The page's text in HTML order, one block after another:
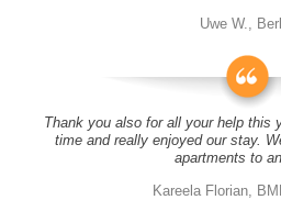
Uwe W.,
Thank you also for all your help this
time and really enjoyed our stay.
apartments to
Kareela Florian,